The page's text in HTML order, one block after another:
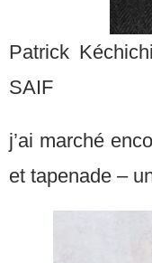
Patrick
SAIF
j’ai marché
et tapenade –